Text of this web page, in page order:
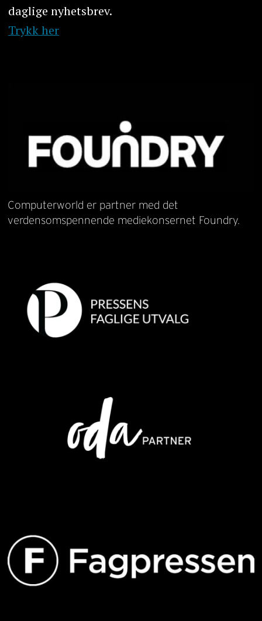
daglige nyhetsbrev.
Trykk her
Computerworld er partner med det
verdensomspennende mediekonsernet Foundry.